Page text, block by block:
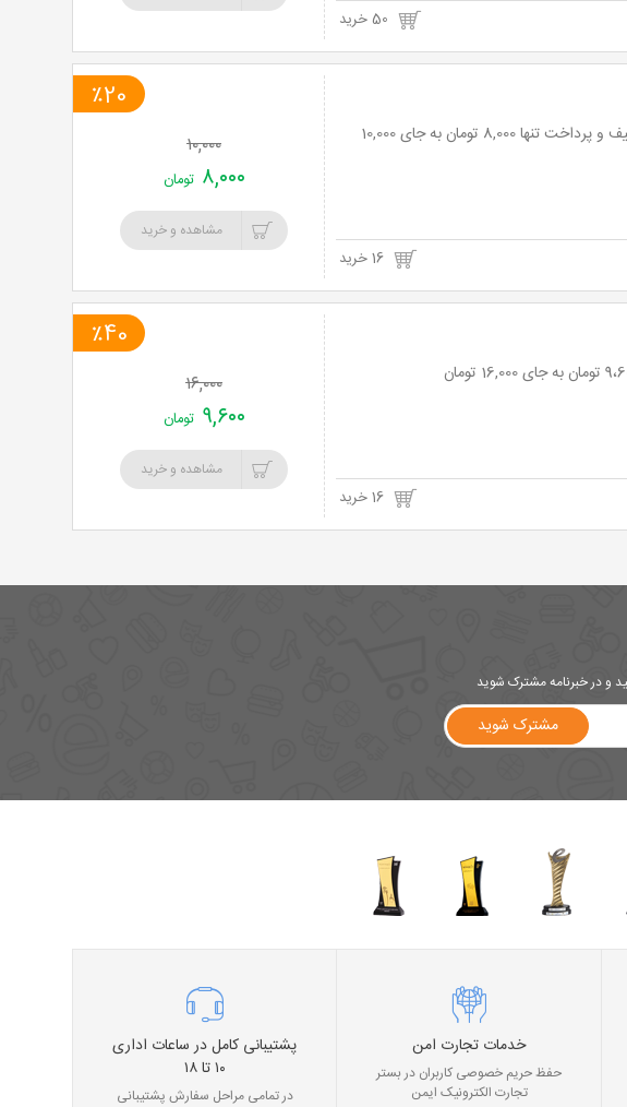
بن خریدمحصولات از فروشگاه اینترنتی ام پایر مارکت با 20% تخفیف و پرداخت تنها 8,000 تومان به جای 10,000
16 خرید
٪20
۱۰,۰۰۰
۸,۰۰۰ تومان
مشاهده و خرید
16 خرید
٪40
۱۶,۰۰۰
۹,۶۰۰ تومان
مشاهده و خرید
و در خبرنامه مشترک شوید
مشترک شوید
خدمات تجارت امن
حفظ حریم خصوصی کاربران در بستر
تجارت الکترونیک ایمن
پشتیبانی کامل در ساعات اداری
۱۰ تا ۱۸
در تمامی مراحل سفارش پشتیبانی